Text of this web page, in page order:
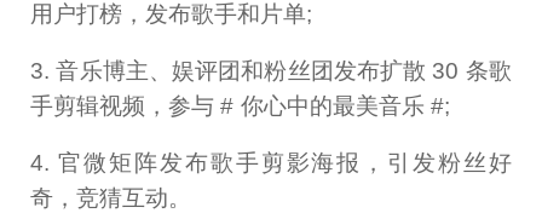
用户打榜，发布歌手和片单;
3. 音乐博主、娱评团和粉丝团发布扩散 30 条歌
手剪辑视频，参与 # 你心中的最美音乐 #;
4. 官微矩阵发布歌手剪影海报，引发粉丝好
奇，竞猜互动。